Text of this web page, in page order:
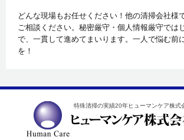
どんな現場もお任せください！他の清掃会社様
ご相談ください。秘密厳守・個人情報厳守では
で、一貫して進めてまいります。一人で悩む前
を！
特殊清掃の実績20年ヒューマンケア株式